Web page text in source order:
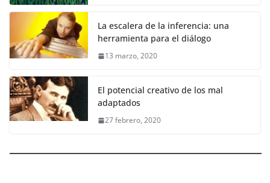
La escalera de la inferencia: una
herramienta para el diálogo
13 marzo, 2020
El potencial creativo de los mal
adaptados
27 febrero, 2020